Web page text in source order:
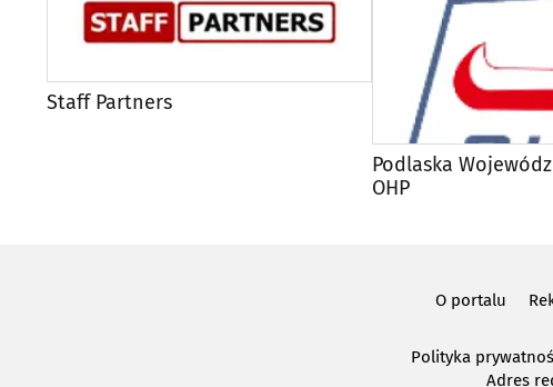
Staff Partners
Podlaska
OHP
O portalu
Polityka
Adres